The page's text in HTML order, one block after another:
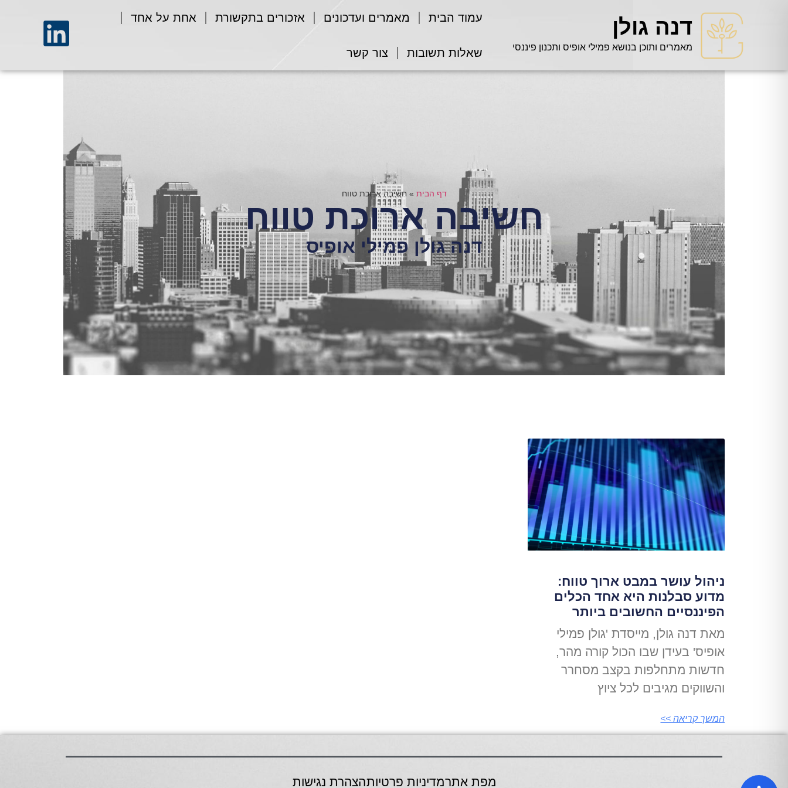
דנה גולן
מאמרים ותוכן בנושא פמילי אופיס ותכנון פיננסי
עמוד הבית מאמרים ועדכונים אזכורים בתקשורת אחת על אחד
שאלות תשובות צור קשר
דף הבית » חשיבה ארוכת טווח
חשיבה ארוכת טווח
דנה גולן פמילי אופיס
ניהול עושר במבט ארוך טווח:
מדוע סבלנות היא אחד הכלים
הפיננסיים החשובים ביותר
מאת דנה גולן, מייסדת 'גולן פמילי
אופיס' בעידן שבו הכול קורה מהר,
חדשות מתחלפות בקצב מסחרר
והשווקים מגיבים לכל ציוץ
המשך קריאה >>
מפת אתרמדיניות פרטיותהצהרת נגישות